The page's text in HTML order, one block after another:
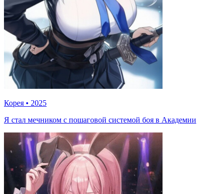
Корея • 2025
Я стал мечником с пошаговой системой боя в Академии